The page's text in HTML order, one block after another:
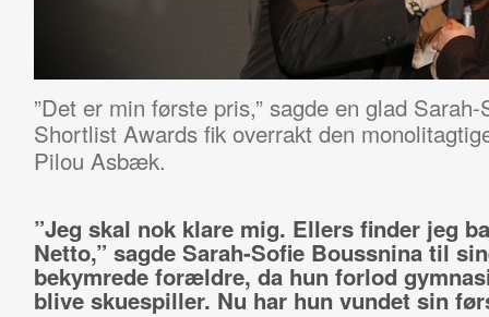
”Det er min første pris,” sagde en glad
Shortlist Awards fik overrakt den
Pilou Asbæk.
”Jeg skal nok klare mig. Ellers finder jeg
Netto,” sagde Sarah-Sofie Boussnina til
bekymrede forældre, da hun forlod
blive skuespiller. Nu har hun vundet sin